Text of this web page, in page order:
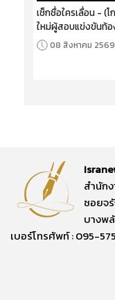
เช็กชื่อใครเลื่อน - (
ใหม่ผู้สอบแข่งขันท้
08 สิงหาคม 2569
สำนักง
ซอยจ
บางพ
เบอร์โทรศัพท์ : 095-